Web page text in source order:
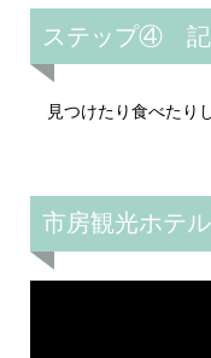
ステップ④
見つけたり食べたり
市房観光ホテ